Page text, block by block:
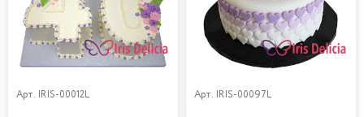
Арт. IRIS-00012L Арт. IRIS-00097L